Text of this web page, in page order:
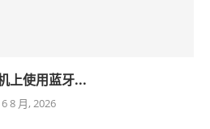
上使用蓝牙...
6 8 月, 2026